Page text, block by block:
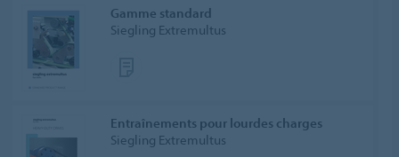
Gamme standard
Siegling Extremultus
Entraînements pour lourdes charges
Siegling Extremultus